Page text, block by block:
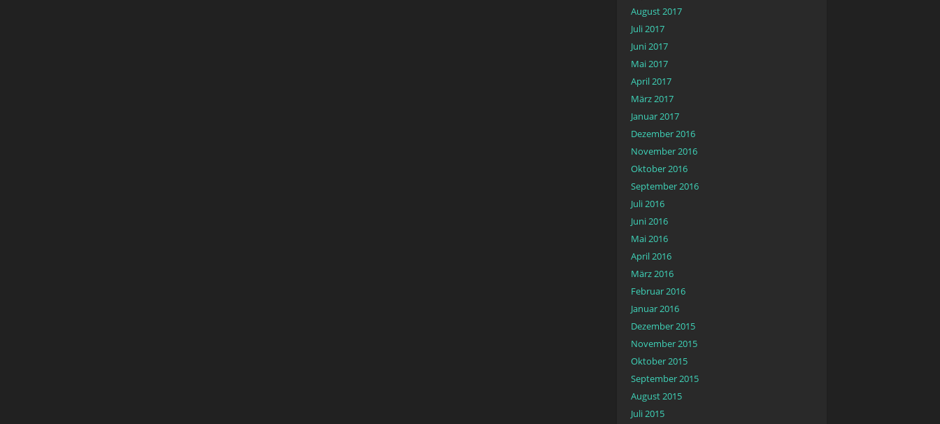
August 2017
Juli 2017
Juni 2017
Mai 2017
April 2017
März 2017
Januar 2017
Dezember 2016
November 2016
Oktober 2016
September 2016
Juli 2016
Juni 2016
Mai 2016
April 2016
März 2016
Februar 2016
Januar 2016
Dezember 2015
November 2015
Oktober 2015
September 2015
August 2015
Juli 2015